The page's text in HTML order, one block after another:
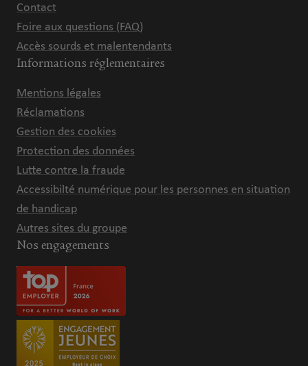
Contact
Foire aux questions (FAQ)
Accès sourds et malentendants
Informations réglementaires
Mentions légales
Réclamations
Gestion des cookies
Protection des données
Lutte contre la fraude
Accessibilté numérique pour les personnes en situation
de handicap
Autres sites du groupe
Nos engagements